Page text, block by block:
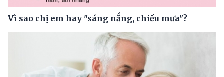
Vì sao chị em hay "sáng nắng, chiều mưa"?